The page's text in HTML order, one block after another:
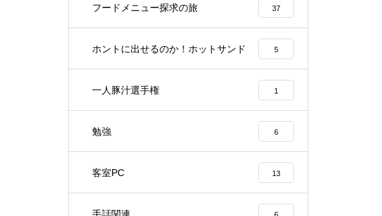
フードメニュー探求の旅 37
ホントに出せるのか！ホットサンド 5
一人豚汁選手権 1
勉強 6
客室PC 13